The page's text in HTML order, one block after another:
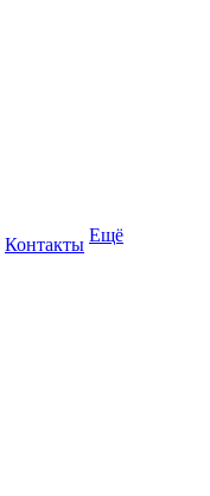
Контакты Ещё